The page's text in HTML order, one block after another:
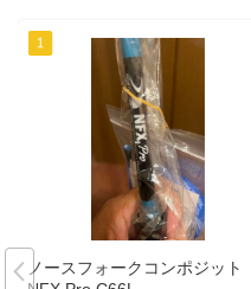
ノースフォークコンポジット